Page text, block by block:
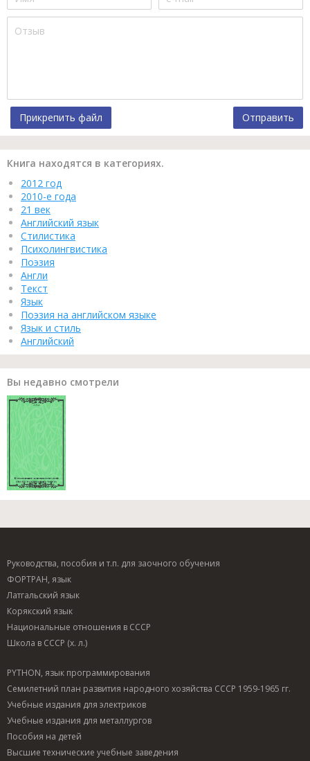
Прикрепить файл Отправить
Книга находятся в категориях.
2012 год
2010-е года
21 век
Английский язык
Стилистика
Психолингвистика
Поэзия
Англи
Текст
Язык
Поэзия на английском языке
Язык и стиль
Английский
Вы недавно смотрели
Руководства, пособия и т.п. для заочного обучения
ФОРТРАН, язык
Латгальский язык
Корякский язык
Национальные отношения в СССР
Школа в СССР (х. л.)
PYTHON, язык программирования
Семилетний план развития народного хозяйства СССР 1959-1965 гг.
Учебные издания для электриков
Учебные издания для металлургов
Пособия на детей
Высшие технические учебные заведения